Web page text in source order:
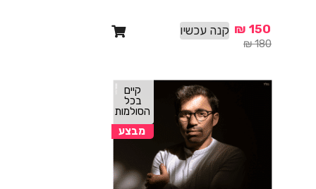
₪180
₪ 150 קנה עכשיו
קיים
בכל
הסולמות
מבצע